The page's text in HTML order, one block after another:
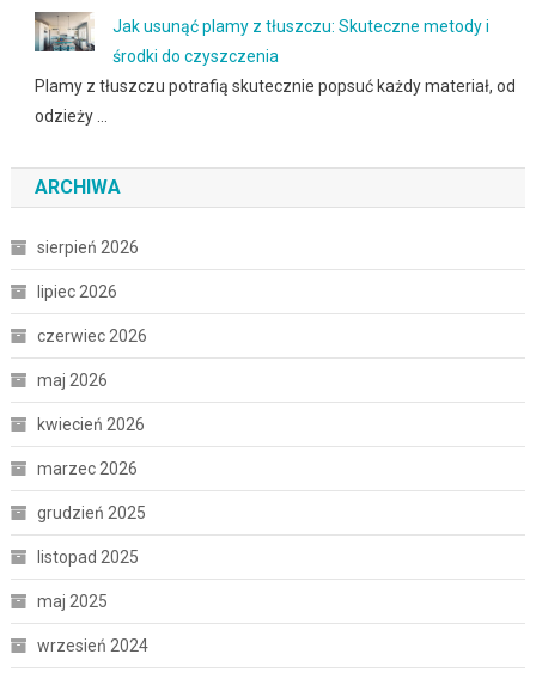
Jak usunąć plamy z tłuszczu: Skuteczne metody i
środki do czyszczenia
Plamy z tłuszczu potrafią skutecznie popsuć każdy materiał, od
odzieży …
ARCHIWA
sierpień 2026
lipiec 2026
czerwiec 2026
maj 2026
kwiecień 2026
marzec 2026
grudzień 2025
listopad 2025
maj 2025
wrzesień 2024